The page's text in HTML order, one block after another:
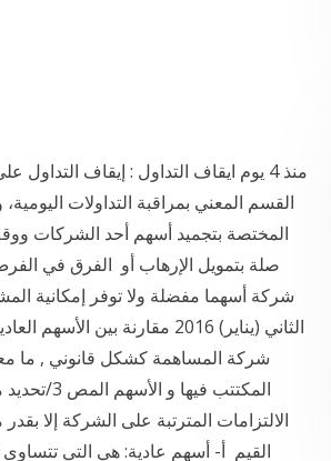
منذ 4 يوم ايقاف التداول : إيقاف
القسم المعني بمراقبة التداولات
المختصة بتجميد أسهم أحد الشركات
صلة بتمويل الإرهاب أو الفرق في
الثاني (يناير) 2016 مقارنة
شركة المساهمة كشكل قانوني , ما
المكتتب
الالتزامات المترتبة على الشركة إلا
القيم أ- أسهم عادية: هي التي